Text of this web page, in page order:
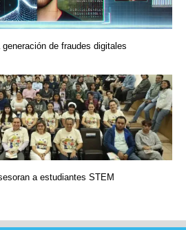
generación de fraudes digitales
a estudiantes STEM